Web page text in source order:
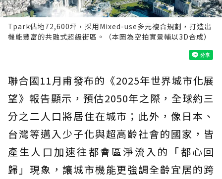
Tpark佔地72,600坪，採用Mixed-use多元複合規劃，打造出
機能豐富的共融式超級街區。（本圖為空拍實景輔以3D合成）
聯合國11月甫發布的《2025年世界城市化展
望》報告顯示，預估2050年之際，全球約三
分之二人口將居住在城市；此外，像日本、
台灣等邁入少子化與超高齡社會的國家，皆
產生人口加速往都會區淨流入的「都心回
歸」現象，讓城市機能更強調全齡宜居的跨